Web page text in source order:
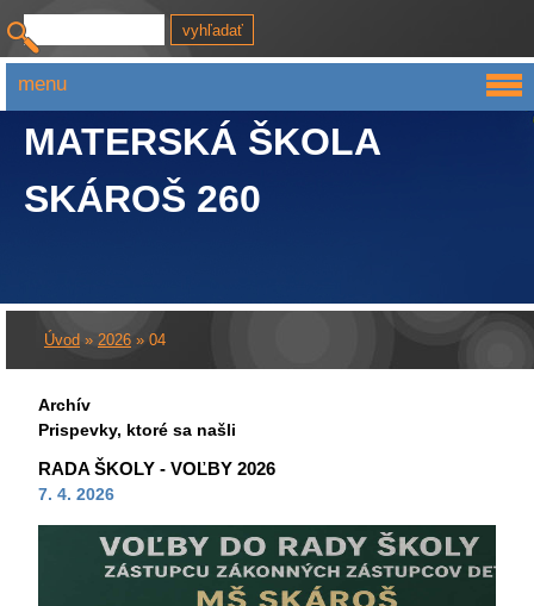
MATERSKÁ ŠKOLA
SKÁROŠ 260
Úvod » 2026 » 04
Archív
Prispevky, ktoré sa našli
RADA ŠKOLY - VOĽBY 2026
7. 4. 2026
menu